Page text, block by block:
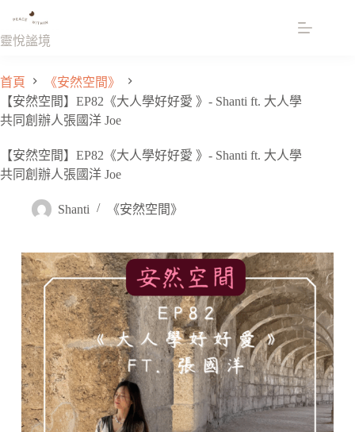
主
內
容
靈悅謐境
首頁
《安然空間》
【安然空間】EP82《大人學好好愛 》- Shanti ft. 大人學
共同創辦人張國洋 Joe
【安然空間】EP82《大人學好好愛 》- Shanti ft. 大人學
共同創辦人張國洋 Joe
Shanti 《安然空間》